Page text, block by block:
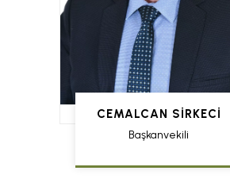
CEMALCAN SİRKECİ
Başkanvekili